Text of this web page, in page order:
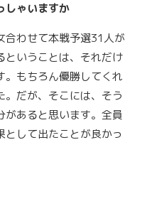
ゃいますか
合わせて本戦予選31人が
ということは、それだけ
。もちろん優勝してくれ
だが、そこには、そう
があると思います。全員
して出たことが良かっ